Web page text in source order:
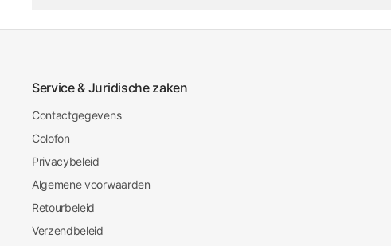
Service & Juridische zaken
Contactgegevens
Colofon
Privacybeleid
Algemene voorwaarden
Retourbeleid
Verzendbeleid